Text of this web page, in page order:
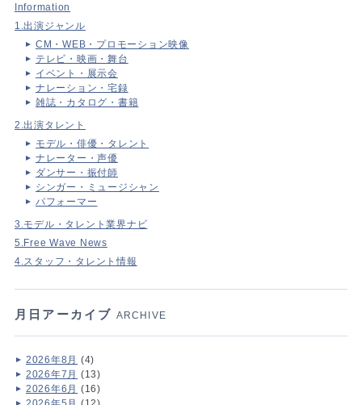
Information
1.出演ジャンル
CM・WEB・プロモーション映像
テレビ・映画・舞台
イベント・展示会
ナレーション・宅録
雑誌・カタログ・書籍
2.出演タレント
モデル・俳優・タレント
ナレーター・声優
ダンサー・振付師
シンガー・ミュージシャン
パフォーマー
3.モデル・タレント業界ナビ
5.Free Wave News
4.スタッフ・タレント情報
月日アーカイブ ARCHIVE
2026年8月 (4)
2026年7月 (13)
2026年6月 (16)